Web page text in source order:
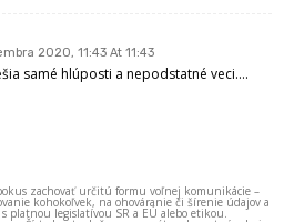
2020, 11:43 At 11:43
samé hlúposti a nepodstatné veci….
zachovať určitú formu voľnej komunikácie –
kohokoľvek, na ohováranie či šírenie údajov a
platnou legislatívou SR a EÚ alebo etikou.